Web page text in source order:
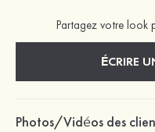
Partagez votre look
ÉCRIRE
Photos/Vidéos des